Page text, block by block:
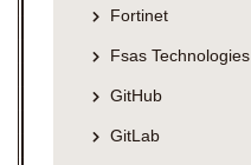
Fortinet
Fsas Technologies
GitHub
GitLab